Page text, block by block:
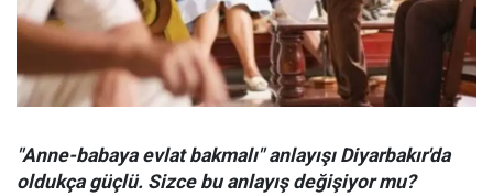
"Anne-babaya evlat bakmalı" anlayışı Diyarbakır'da
oldukça güçlü. Sizce bu anlayış değişiyor mu?